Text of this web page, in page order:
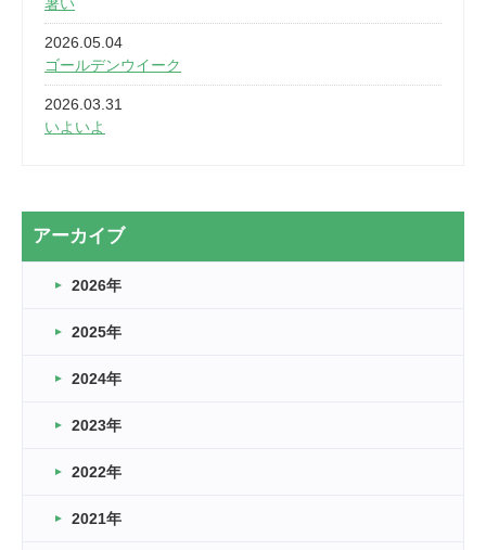
2026.05.04
ゴールデンウイーク
2026.03.31
いよいよ
2026.03.20
なぎなた
2026.03.16
車いすバスケとRくんのお話
卒業・卒園の季節★
2026.03.11
緑ケ丘体育館
アーカイブ
2026年
2025年
2024年
2023年
2022年
2021年